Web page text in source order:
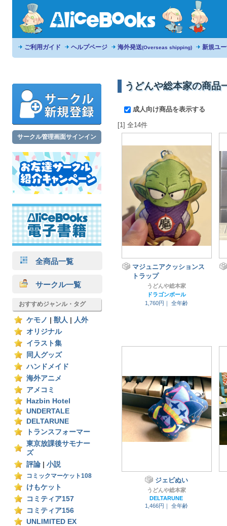
ご利用ガイド ヘルプページ 海外発送(Overseas shipping) 新規ユ
サークル管理画面サインイン
全商品一覧
サークル一覧
おすすめジャンル・タグ
ケモノ 獣人
人外
オリジナル
イラスト集
同人グッズ
ハンドメイド
海外アニメ
アメコミ
Hazbin Hotel
UNDERTALE
DELTARUNE
トランスフォーマー
東京放課後サモナー
ズ
評論
小説
コミックマーケット108
けもケット
コミティア157
コミティア156
UNLIMITED EX
うどんや総本家の商品
成人向け商品を表示する
[1] 全14件
マジュニアクッションス
トラップ
うどんや総本家
ドラゴンボール
1,760円｜
全年齢
ジェビぬい
うどんや総本家
DELTARUNE
1,466円｜
全年齢